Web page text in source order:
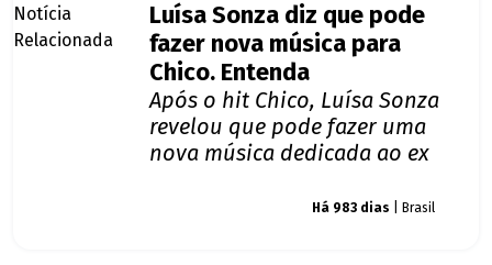
Luísa Sonza diz que pode
fazer nova música para
Chico. Entenda
Após o hit Chico, Luísa Sonza
revelou que pode fazer uma
nova música dedicada ao ex
Há 983 dias | Brasil